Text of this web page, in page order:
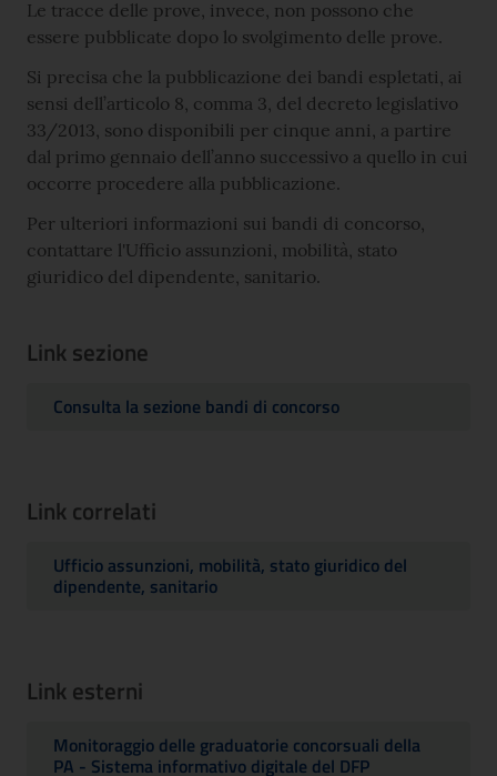
Le tracce delle prove, invece, non possono che
essere pubblicate dopo lo svolgimento delle prove.
Si precisa che la pubblicazione dei bandi espletati, ai
sensi dell’articolo 8, comma 3, del decreto legislativo
33/2013, sono disponibili per cinque anni, a partire
dal primo gennaio dell’anno successivo a quello in cui
occorre procedere alla pubblicazione.
Per ulteriori informazioni sui bandi di concorso,
contattare l'Ufficio assunzioni, mobilità, stato
giuridico del dipendente, sanitario.
Link sezione
Consulta la sezione bandi di concorso
Link correlati
Ufficio assunzioni, mobilità, stato giuridico del
dipendente, sanitario
Link esterni
Monitoraggio delle graduatorie concorsuali della
PA - Sistema informativo digitale del DFP